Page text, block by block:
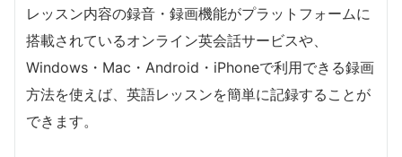
レッスン内容の録音・録画機能がプラットフォームに
搭載されているオンライン英会話サービスや、
Windows・Mac・Android・iPhoneで利用できる録画
方法を使えば、英語レッスンを簡単に記録することが
できます。